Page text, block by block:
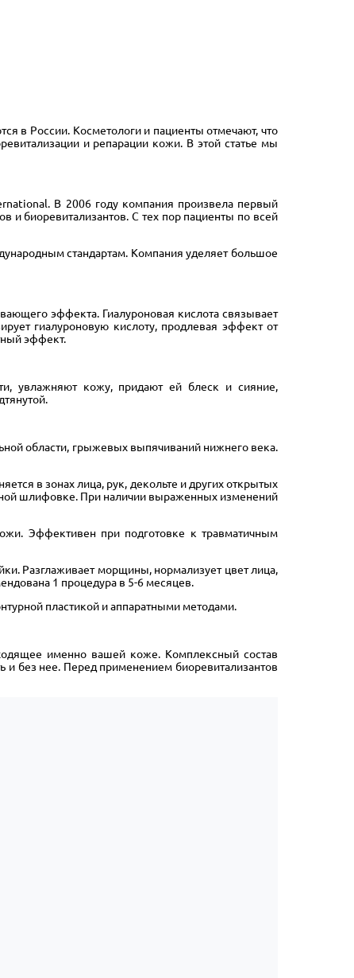
в России. Косметологи и пациенты отмечают, что
и репарации кожи. В этой статье мы
В 2006 году компания произвела первый
биоревитализантов. С тех пор пациенты по всей
стандартам. Компания уделяет большое
эффекта. Гиалуроновая кислота связывает
гиалуроновую кислоту, продлевая эффект от
эффект.
увлажняют кожу, придают ей блеск и сияние,
области, грыжевых выпячиваний нижнего века.
в зонах лица, рук, декольте и других открытых
шлифовке. При наличии выраженных изменений
Эффективен при подготовке к травматичным
Разглаживает морщины, нормализует цвет лица,
1 процедура в 5-6 месяцев.
пластикой и аппаратными методами.
именно вашей коже. Комплексный состав
и без нее. Перед применением биоревитализантов